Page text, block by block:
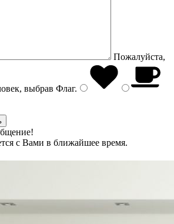
Пожалуйста,
выбрав Флаг.
с Вами в ближайшее время.